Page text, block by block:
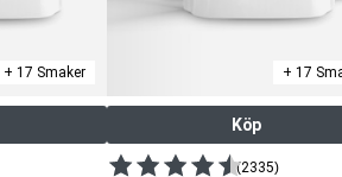
+ 17 Smaker + 17
Köp
(2335)